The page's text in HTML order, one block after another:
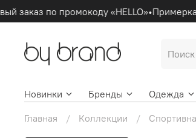
заказ по промокоду «HELLO»•Примерка
Новинки Бренды Одежда
Главная
Коллекции